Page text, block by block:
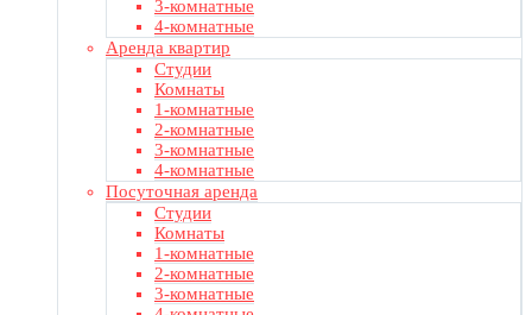
3-комнатные
4-комнатные
Аренда квартир
Студии
Комнаты
1-комнатные
2-комнатные
3-комнатные
4-комнатные
Посуточная аренда
Студии
Комнаты
1-комнатные
2-комнатные
3-комнатные